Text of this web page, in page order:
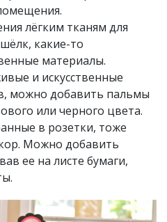
лёгким тканям для
какие-то
материалы.
и искусственные
можно добавить пальмы
или черного цвета.
в розетки, тоже
Можно добавить
ее на листе бумаги,